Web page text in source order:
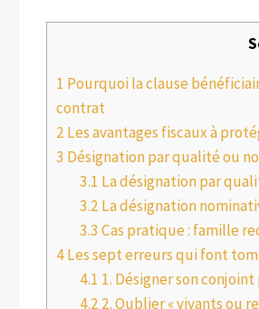
1 Pourquoi la clause
contrat
2 Les avantages fiscaux à
3 Désignation par qualité ou
3.1 La désignation par
3.2 La désignation
3.3 Cas pratique : famille
4Les sept erreurs qui font
4.1 1. Désigner son conjoint
4.2 2. Oublier « vivants ou